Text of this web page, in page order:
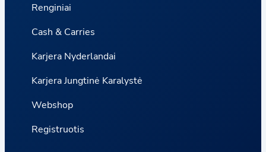
Renginiai
Cash & Carries
Karjera Nyderlandai
Karjera Jungtinė Karalystė
Webshop
Registruotis